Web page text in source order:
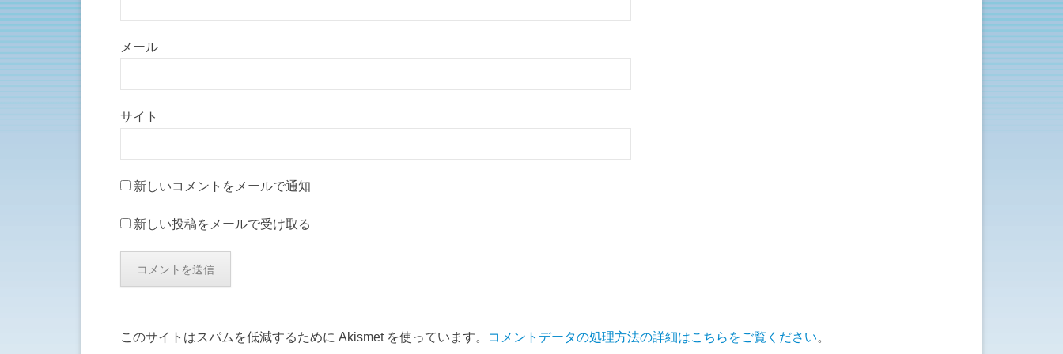
メール
サイト
新しいコメントをメールで通知
新しい投稿をメールで受け取る
このサイトはスパムを低減するために Akismet を使っています。 コメントデータの処理方法の詳細はこちらをご覧ください。